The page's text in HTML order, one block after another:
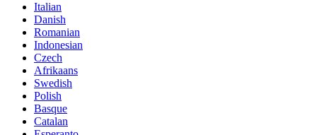
Italian
Danish
Romanian
Indonesian
Czech
Afrikaans
Swedish
Polish
Basque
Catalan